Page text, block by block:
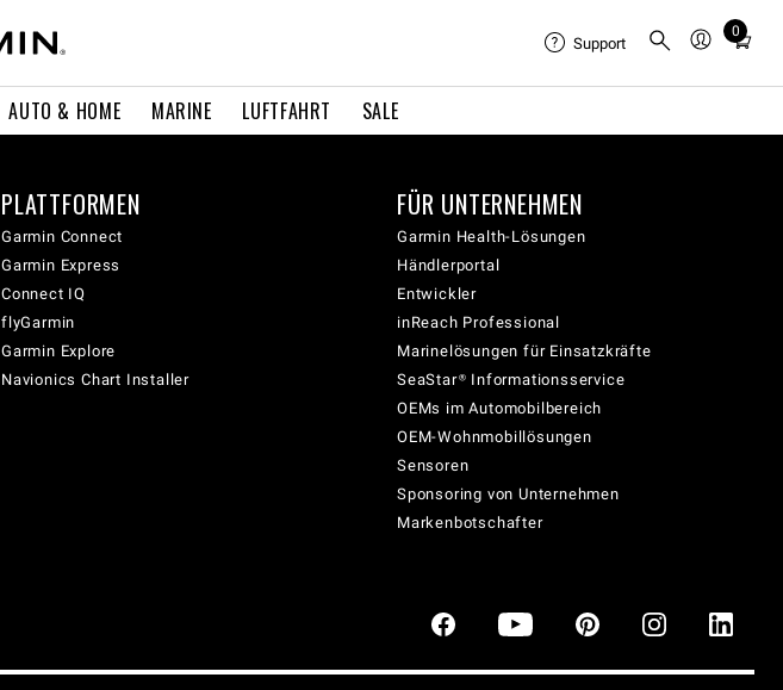
AUTO & HOME MARINE LUFTFAHRT SALE
Support
0
Total
cart:
PLATTFORMEN
Garmin Connect
Garmin Express
Connect IQ
flyGarmin
Garmin Explore
Navionics Chart Installer
FÜR UNTERNEHMEN
Garmin Health-Lösungen
Händlerportal
Entwickler
inReach Professional
Marinelösungen für Einsatzkräfte
SeaStar® Informationsservice
OEMs im Automobilbereich
OEM-Wohnmobillösungen
Sensoren
Sponsoring von Unternehmen
Markenbotschafter